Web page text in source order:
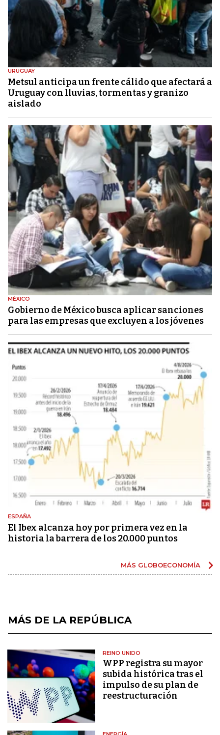
URUGUAY
Metsul anticipa un frente cálido que afectará a
Uruguay con lluvias, tormentas y granizo
aislado
MÉXICO
Gobierno de México busca aplicar sanciones
para las empresas que excluyen a los jóvenes
ESPAÑA
El Ibex alcanza hoy por primera vez en la
historia la barrera de los 20.000 puntos
MÁS GLOBOECONOMÍA
MÁS DE LA REPÚBLICA
REINO UNIDO
WPP registra su mayor
subida histórica tras el
impulso de su plan de
reestructuración